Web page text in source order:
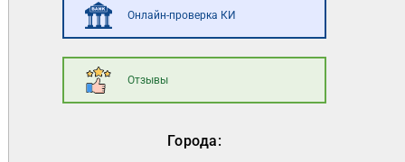
Онлайн-проверка КИ
Отзывы
Города: